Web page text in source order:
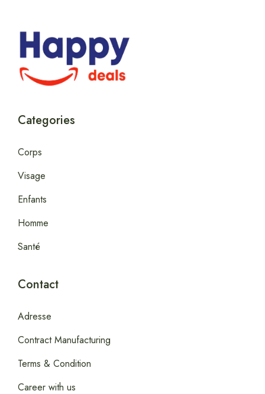
Categories
Corps
Visage
Enfants
Homme
Santé
Contact
Adresse
Contract Manufacturing
Terms & Condition
Career with us